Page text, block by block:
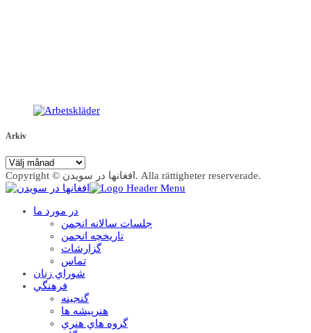
Arkiv
Arkiv
Copyright © افغانها در سویدن. Alla rättigheter reserverade.
در مورد ما
جلسات سالانه انجمن
تاریخچه انجمن
گزارشات
تماس
شوراي زنان
فرهنگي
گنجينه
هنرپيشه ها
گروه هاي هنري